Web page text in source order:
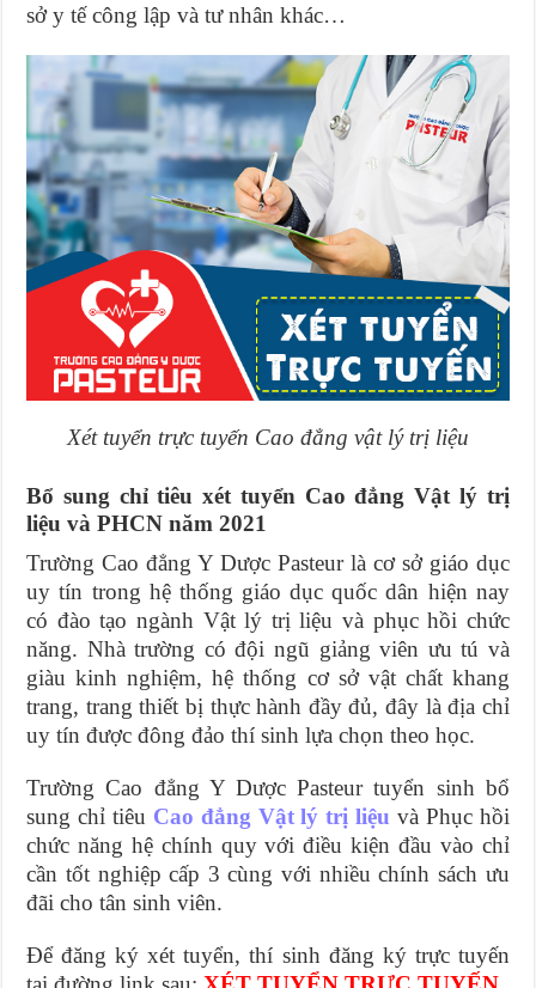
sở y tế công lập và tư nhân khác…
Xét tuyển trực tuyến Cao đẳng vật lý trị liệu
Bổ sung chỉ tiêu xét tuyển Cao đẳng Vật lý trị
liệu và PHCN năm 2021
Trường Cao đẳng Y Dược Pasteur là cơ sở giáo dục
uy tín trong hệ thống giáo dục quốc dân hiện nay
có đào tạo ngành Vật lý trị liệu và phục hồi chức
năng. Nhà trường có đội ngũ giảng viên ưu tú và
giàu kinh nghiệm, hệ thống cơ sở vật chất khang
trang, trang thiết bị thực hành đầy đủ, đây là địa chỉ
uy tín được đông đảo thí sinh lựa chọn theo học.
Trường Cao đẳng Y Dược Pasteur tuyển sinh bổ
sung chỉ tiêu Cao đẳng Vật lý trị liệu và Phục hồi
chức năng hệ chính quy với điều kiện đầu vào chỉ
cần tốt nghiệp cấp 3 cùng với nhiều chính sách ưu
đãi cho tân sinh viên.
Để đăng ký xét tuyển, thí sinh đăng ký trực tuyến